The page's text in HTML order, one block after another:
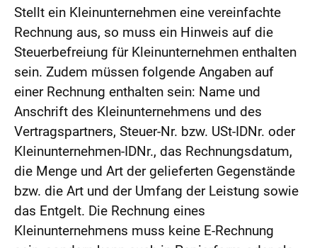
Stellt ein Kleinunternehmen eine vereinfachte
Rechnung aus, so muss ein Hinweis auf die
Steuerbefreiung für Kleinunternehmen enthalten
sein. Zudem müssen folgende Angaben auf
einer Rechnung enthalten sein: Name und
Anschrift des Kleinunternehmens und des
Vertragspartners, Steuer-Nr. bzw. USt-IDNr. oder
Kleinunternehmen-IDNr., das Rechnungsdatum,
die Menge und Art der gelieferten Gegenstände
bzw. die Art und der Umfang der Leistung sowie
das Entgelt. Die Rechnung eines
Kleinunternehmens muss keine E-Rechnung